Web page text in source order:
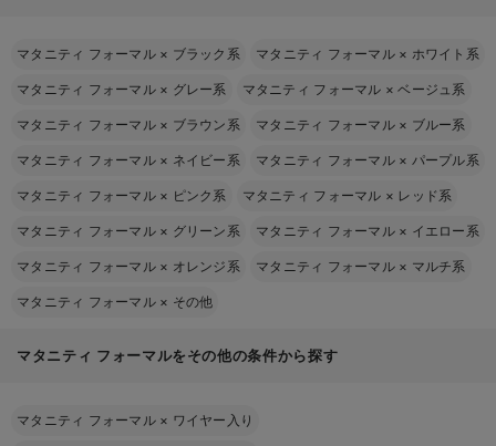
マタニティ フォーマル × ブラック系 マタニティ フォーマル × ホワイト系
マタニティ フォーマル × グレー系 マタニティ フォーマル ×ベージュ系
マタニティ フォーマル × ブラウン系 マタニティ フォーマル × ブルー系
マタニティ フォーマル × ネイビー系 マタニティ フォーマル × パープル系
マタニティ フォーマル × ピンク系 マタニティ フォーマル × レッド系
マタニティ フォーマル × グリーン系 マタニティ フォーマル × イエロー系
マタニティ フォーマル × オレンジ系 マタニティ フォーマル × マルチ系
マタニティ フォーマル × その他
マタニティ フォーマルをその他の条件から探す
マタニティ フォーマル × ワイヤー入り